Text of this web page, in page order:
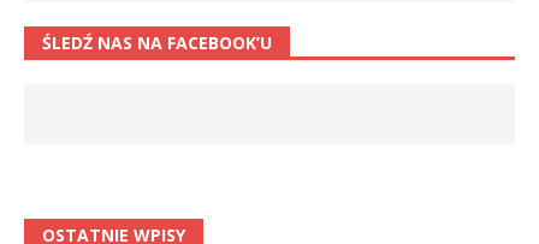
ŚLEDŹ NAS NA FACEBOOK’U
OSTATNIE WPISY